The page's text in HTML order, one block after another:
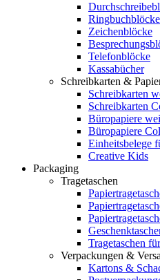
Ringbuchblöcke
Zeichenblöcke
Telefonblöcke
Kassabücher
Schreibkarten &
Schreibkarten
Schreibkarten
Büropapiere
Büropapiere
Einheitsbelege
Creative Kids
Packaging
Tragetaschen
Tragetaschen
Verpackungen &
Kartons &